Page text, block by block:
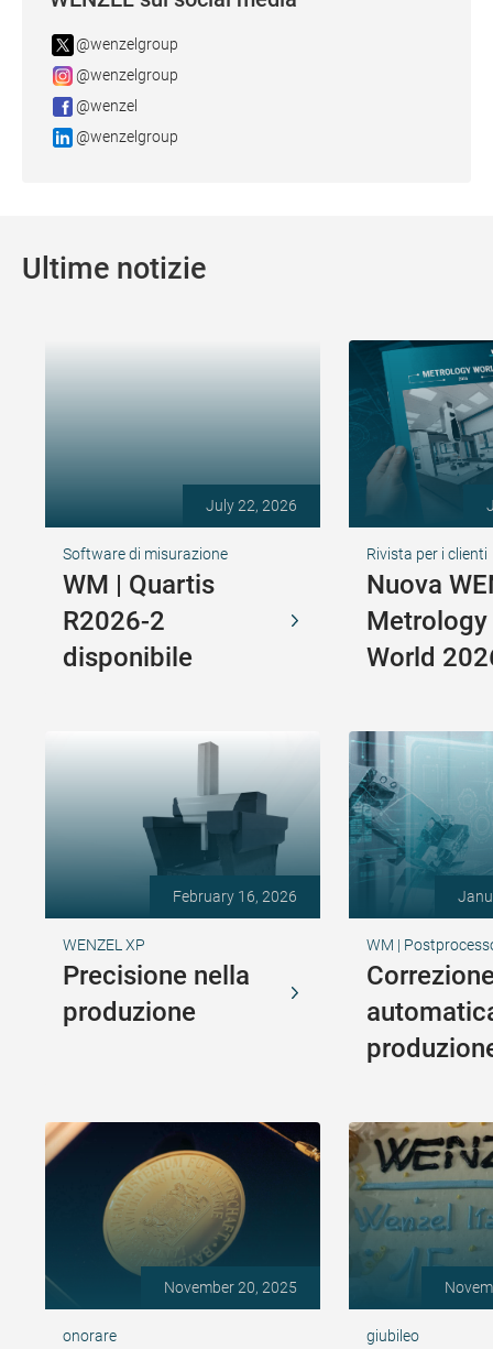
@wenzelgroup
@wenzelgroup
@wenzel
@wenzelgroup
Ultime notizie
July 22, 2026
Software di misurazione
WM | Quartis
R2026-2
disponibile
Rivista per i clienti
Nuova
Metrology
World
February 16, 2026
WENZEL XP
Precisione nella
produzione
WM |
November 20, 2025
onorare giubileo